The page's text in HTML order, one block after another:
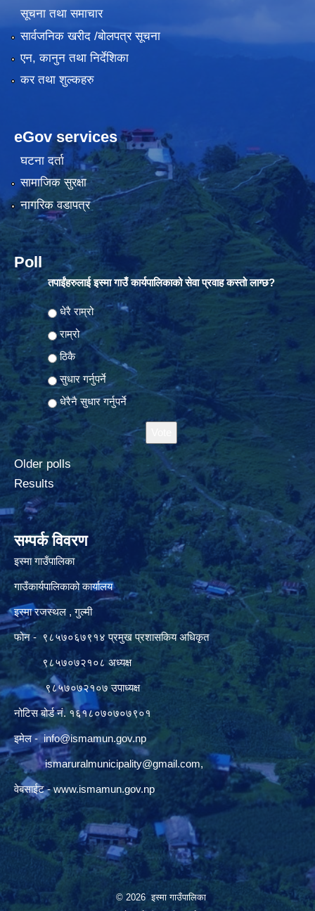
सूचना तथा समाचार
सार्वजनिक खरीद /बोलपत्र सूचना
एन, कानुन तथा निर्देशिका
कर तथा शुल्कहरु
eGov services
घटना दर्ता
सामाजिक सुरक्षा
नागरिक वडापत्र
Poll
तपाईंहरुलाई इस्मा गाउँ कार्यपालिकाको सेवा प्रवाह कस्तो लाग्छ?
Choices
धेरै राम्रो
राम्रो
ठिकै
सुधार गर्नुपर्ने
धेरैनै सुधार गर्नुपर्ने
Older polls
Results
सम्पर्क विवरण
इस्मा गाउँपालिका
गाउँकार्यपालिकाको कार्यालय
इस्मा रजस्थल , गुल्मी
फोन - ९८५७०६७९१४ प्रमुख प्रशासकिय अधिकृत
९८५७०७२१०८ अध्यक्ष
९८५७०७२१०७ उपाध्यक्ष
नोटिस बोर्ड नं. १६१८०७०७०७९०१
इमेल - info@ismamun.gov.np
ismaruralmunicipality@gmail.com,
वेबसाईट -www.ismamun.gov.np
© 2026 इस्मा गाउँपालिका